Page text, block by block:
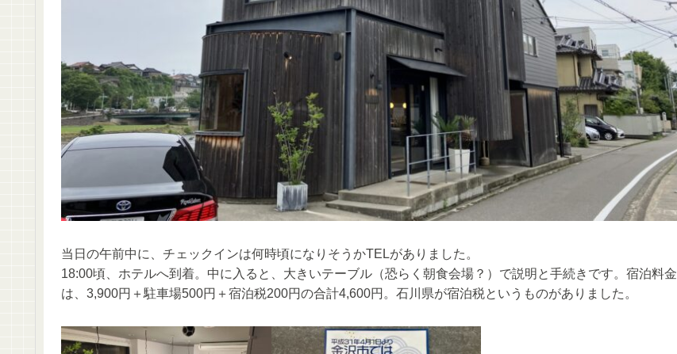
当日の午前中に、チェックインは何時頃になりそうかTELがありました。
18:00頃、ホテルへ到着。中に入ると、大きいテーブル（恐らく朝食会場？）で説明と手続きです。宿泊料金
は、3,900円＋駐車場500円＋宿泊税200円の合計4,600円。石川県が宿泊税というものがありました。